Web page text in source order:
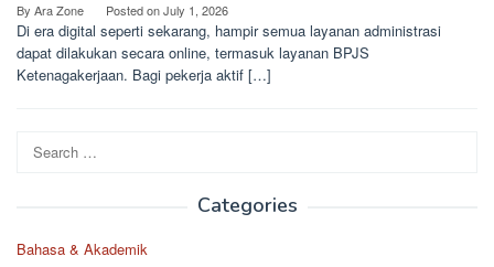
By Ara Zone Posted onJuly 1, 2026
Di era digital seperti sekarang, hampir semua layanan administrasi
dapat dilakukan secara online, termasuk layanan BPJS
Ketenagakerjaan. Bagi pekerja aktif […]
Search
for:
Categories
Bahasa & Akademik